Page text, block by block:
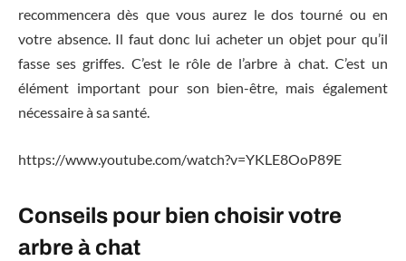
recommencera dès que vous aurez le dos tourné ou en
votre absence. Il faut donc lui acheter un objet pour qu’il
fasse ses griffes. C’est le rôle de l’arbre à chat. C’est un
élément important pour son bien-être, mais également
nécessaire à sa santé.
https://www.youtube.com/watch?v=YKLE8OoP89E
Conseils pour bien choisir votre
arbre à chat